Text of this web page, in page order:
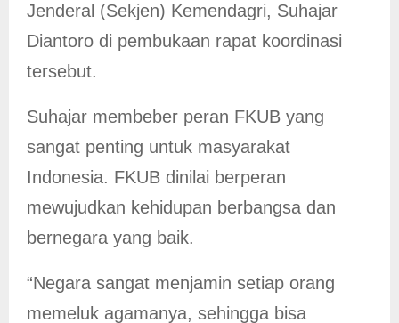
Jenderal (Sekjen) Kemendagri, Suhajar
Diantoro di pembukaan rapat koordinasi
tersebut.
Suhajar membeber peran FKUB yang
sangat penting untuk masyarakat
Indonesia. FKUB dinilai berperan
mewujudkan kehidupan berbangsa dan
bernegara yang baik.
“Negara sangat menjamin setiap orang
memeluk agamanya, sehingga bisa